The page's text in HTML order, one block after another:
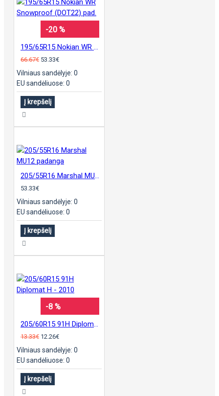
-20 %
195/65R15 Nokian WR Snowproof (DOT22) pad.
66.67€ 53.33€
Vilniaus sandėlyje: 0
EU sandėliuose: 0
Į krepšelį
205/55R16 Marshal MU12 padanga
53.33€
Vilniaus sandėlyje: 0
EU sandėliuose: 0
Į krepšelį
-8 %
205/60R15 91H Diplomat H - 2010
13.33€ 12.26€
Vilniaus sandėlyje: 0
EU sandėliuose: 0
Į krepšelį